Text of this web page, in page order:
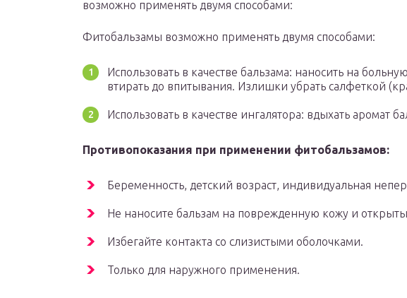
возможно применять двумя способами:
Фитобальзамы возможно применять двумя способами:
Использовать в качестве бальзама: наносить на
втирать до впитывания. Излишки убрать салфеткой
Использовать в качестве ингалятора: вдыхать аромат
Противопоказания при применении фитобальзамов:
Беременность, детский возраст, индивидуальная
Не наносите бальзам на поврежденную кожу и
Избегайте контакта со слизистыми оболочками.
Только для наружного применения.